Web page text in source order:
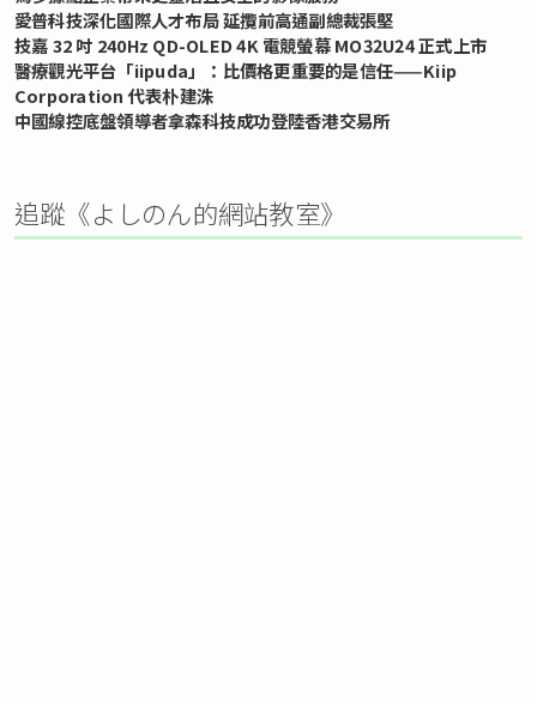
愛普科技深化國際人才布局 延攬前高通副總裁張堅
技嘉 32 吋 240Hz QD-OLED 4K 電競螢幕 MO32U24 正式上市
醫療觀光平台「iipuda」：比價格更重要的是信任——Kiip
Corporation 代表朴建洙
中國線控底盤領導者拿森科技成功登陸香港交易所
追蹤《よしのん的網站教室》